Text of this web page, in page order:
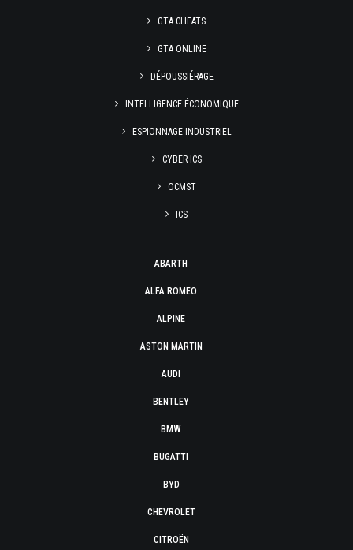
GTA CHEATS
GTA ONLINE
DÉPOUSSIÉRAGE
INTELLIGENCE ÉCONOMIQUE
ESPIONNAGE INDUSTRIEL
CYBER ICS
OCMST
ICS
ABARTH
ALFA ROMEO
ALPINE
ASTON MARTIN
AUDI
BENTLEY
BMW
BUGATTI
BYD
CHEVROLET
CITROËN